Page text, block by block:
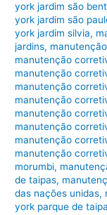
york jardim são
york jardim são
york jardim silvia,
jardins,
manutenção
manutenção
manutenção
manutenção
manutenção
manutenção
manutenção
manutenção
morumbi,
de taipas,
das nações unidas,
york parque de